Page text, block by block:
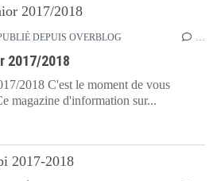
DEPUIS OVERBLOG
2017/2018
2018 C'est le moment de vous
magazine d'information sur...